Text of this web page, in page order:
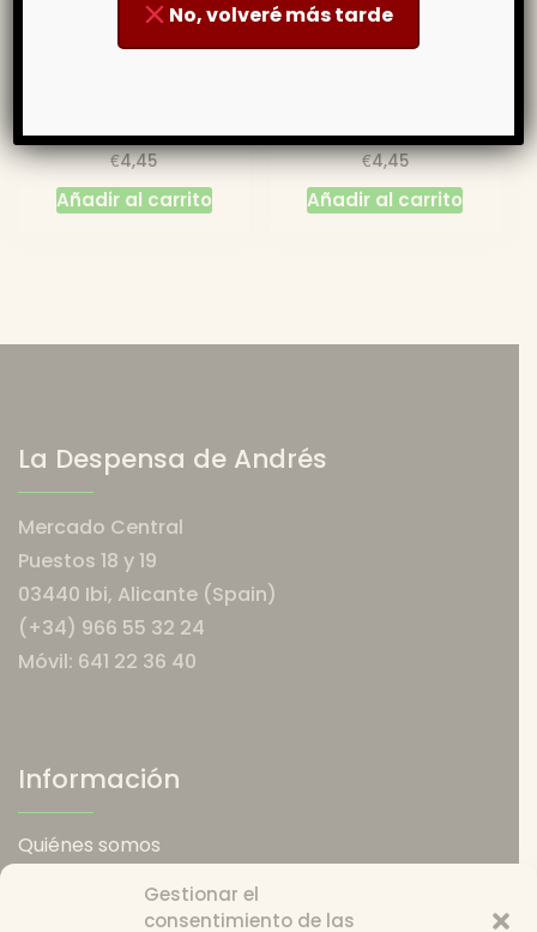
Gestionar el
consentimiento de las
€4,45
Añadir al carrito
€4,45
Añadir al carrito
La Despensa de Andrés
Mercado Central
Puestos 18 y 19
03440 Ibi, Alicante (Spain)
(+34) 966 55 32 24
Móvil: 641 22 36 40
Información
Quiénes somos
Política de devoluciones
No, volveré más tarde